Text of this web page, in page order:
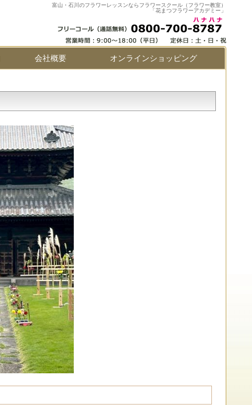
富山・石川のフラワーレッスンならフラワースクール（フラワー教室）
「花まつフラワーアカデミー」
会社概要 オンラインショッピング